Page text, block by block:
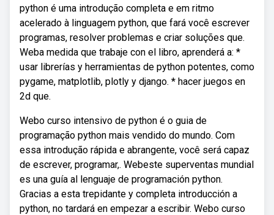
python é uma introdução completa e em ritmo
acelerado à linguagem python, que fará você escrever
programas, resolver problemas e criar soluções que.
Weba medida que trabaje con el libro, aprenderá a: *
usar librerías y herramientas de python potentes, como
pygame, matplotlib, plotly y django. * hacer juegos en
2d que.
Webo curso intensivo de python é o guia de
programação python mais vendido do mundo. Com
essa introdução rápida e abrangente, você será capaz
de escrever, programar,. Webeste superventas mundial
es una guía al lenguaje de programación python.
Gracias a esta trepidante y completa introducción a
python, no tardará en empezar a escribir. Webo curso